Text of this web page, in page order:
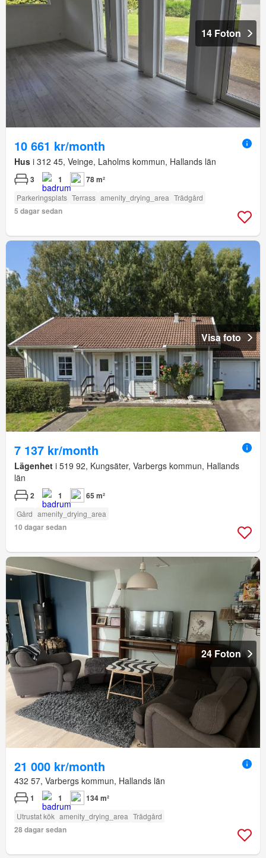
14 Foton
10 661 kr/month
Hus i 312 45, Veinge, Laholms kommun, Hallands län
3 1 78 m²
Parkeringsplats Terrass amenity_drying_area Trädgård
5 dagar sedan
Visa foto
7 137 kr/month
Lägenhet i 519 92, Kungsäter, Varbergs kommun, Hallands
län
2 1 65 m²
Gård amenity_drying_area
10 dagar sedan
24 Foton
21 000 kr/month
432 57, Varbergs kommun, Hallands län
1 1 134 m²
Utrustat kök amenity_drying_area Trädgård
28 dagar sedan